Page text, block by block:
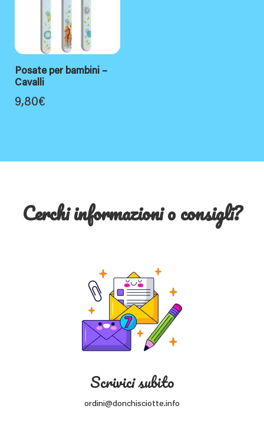
Posate per bambini –
Cavalli
9,80€
Cerchi informazioni o consigli?
Scrivici subito
ordini@donchisciotte.info